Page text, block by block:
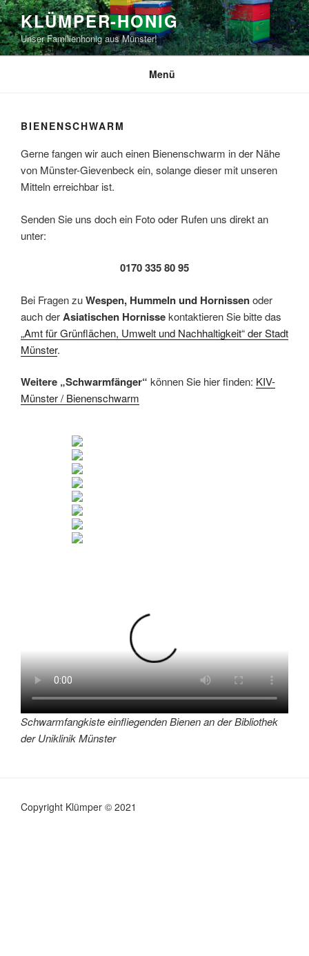
Zum
Inhalt
springen
KLÜMPER-HONIG
Unser Familienhonig aus Münster!
Menü
BIENENSCHWARM
Gerne fangen wir auch einen Bienenschwarm in der Nähe
von Münster-Gievenbeck ein, solange dieser mit unseren
Mitteln erreichbar ist.
Senden Sie uns doch ein Foto oder Rufen uns direkt an
unter:
0170 335 80 95
Bei Fragen zuWespen, Hummeln und Hornissenoder
auch derAsiatischen Hornissekontaktieren Sie bitte das
„Amt für Grünflächen, Umwelt und Nachhaltigkeit“ der Stadt
Münster.
Weitere „Schwarmfänger“ können Sie hier finden: KIV-
Münster / Bienenschwarm
Schwarmfangkiste einfliegenden Bienen an der Bibliothek
der Uniklinik Münster
Copyright Klümper © 2021